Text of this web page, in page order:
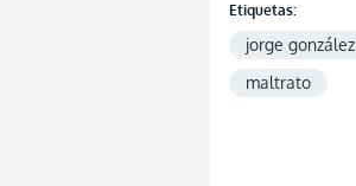
Etiquetas:
jorge gonzález
maltrato